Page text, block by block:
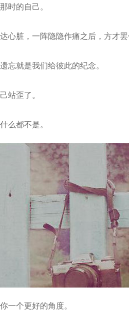
时的自己。
脏，一阵隐隐作痛之后，方才罢
就是我们给彼此的纪念。
站歪了。
么都不是。
个更好的角度。